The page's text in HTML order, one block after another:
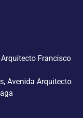
Francisco
Avenida Arquitecto